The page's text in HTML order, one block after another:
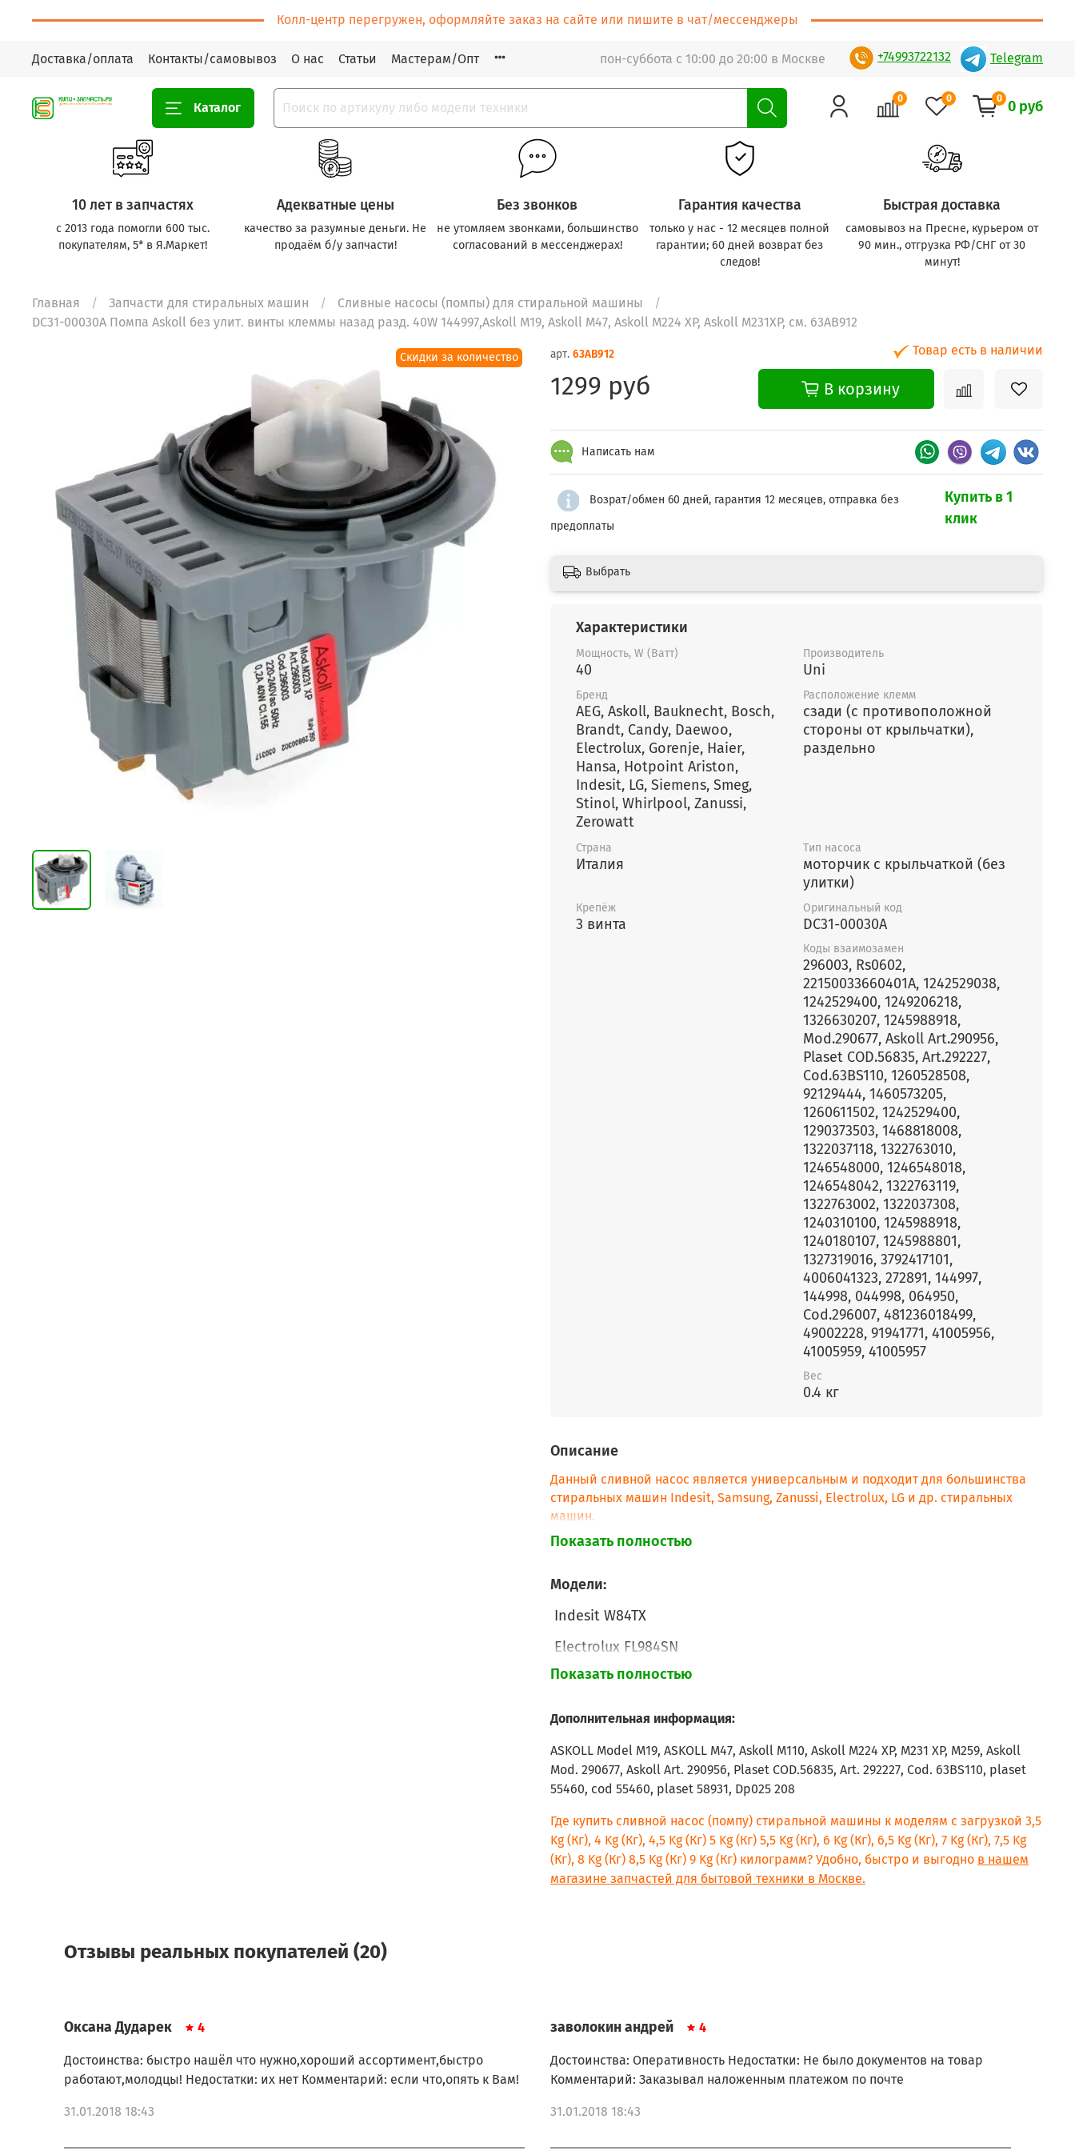
Колл-центр перегружен, оформляйте заказ на сайте или пишите в чат/мессенджеры
Доставка/оплата Контакты/самовывоз О нас Статьи Мастерам/Опт пон-суббота с 10:00 до 20:00 в Москве +74993722132 Telegram
Каталог
0 0 0 0 руб
10 лет в запчастях
с 2013 года помогли 600 тыс.
покупателям, 5* в Я.Маркет!
Адекватные цены
качество за разумные деньги. Не
продаём б/у запчасти!
Без звонков
не утомляем звонками, большинство
согласований в мессенджерах!
Гарантия качества
только у нас - 12 месяцев полной
гарантии; 60 дней возврат без
следов!
Быстрая доставка
самовывоз на Пресне, курьером от
90 мин., отгрузка РФ/СНГ от 30
минут!
Главная Запчасти для стиральных машин
Сливные насосы (помпы) для стиральной машины
DC31-00030A Помпа Askoll без улит. винты клеммы назад разд. 40W 144997,Askoll M19, Askoll M47, Askoll M224 XP, Askoll M231XP, см. 63AB912
Скидки за количество арт. 63AB912 Товар есть в наличии
1299 руб В корзину
Написать нам
Возрат/обмен 60 дней, гарантия 12 месяцев, отправка без
предоплаты
Купить в 1
клик
Выбрать
Характеристики
Мощность, W (Ватт)
40
Производитель
Uni
Бренд
AEG, Askoll, Bauknecht, Bosch,
Brandt, Candy, Daewoo,
Electrolux, Gorenje, Haier,
Hansa, Hotpoint Ariston,
Indesit, LG, Siemens, Smeg,
Stinol, Whirlpool, Zanussi,
Zerowatt
Расположение клемм
сзади (с противоположной
стороны от крыльчатки),
раздельно
Страна
Италия
Тип насоса
моторчик с крыльчаткой (без
улитки)
Крепёж
3 винта
Оригинальный код
DC31-00030A
Коды взаимозамен
296003, Rs0602,
22150033660401A, 1242529038,
1242529400, 1249206218,
1326630207, 1245988918,
Mod.290677, Askoll Art.290956,
Plaset COD.56835, Art.292227,
Cod.63BS110, 1260528508,
92129444, 1460573205,
1260611502, 1242529400,
1290373503, 1468818008,
1322037118, 1322763010,
1246548000, 1246548018,
1246548042, 1322763119,
1322763002, 1322037308,
1240310100, 1245988918,
1240180107, 1245988801,
1327319016, 3792417101,
4006041323, 272891, 144997,
144998, 044998, 064950,
Сod.296007, 481236018499,
49002228, 91941771, 41005956,
41005959, 41005957
Вес
0.4 кг
Описание
Данный сливной насос является универсальным и подходит для большинства
стиральных машин Indesit, Samsung, Zanussi, Electrolux, LG и др. стиральных
машин.
Устанавливают вместо насоса Plaset SRL Cod.
48986.
Показать полностью
Модели:
Indesit W84TX
Electrolux FL984SN
Candy 841AC
Показать полностью
Дополнительная информация:
ASKOLL Model M19, ASKOLL M47, Askoll M110, Askoll M224 XP, M231 XP, M259, Askoll
Mod. 290677, Askoll Art. 290956, Plaset COD.56835, Art. 292227, Cod. 63BS110, plaset
55460, cod 55460, plaset 58931, Dp025 208
Где купить сливной насос (помпу) стиральной машины к моделям с загрузкой 3,5
Kg (Кг), 4 Kg (Кг), 4,5 Kg (Кг) 5 Kg (Кг) 5,5 Kg (Кг), 6 Kg (Кг), 6,5 Kg (Кг), 7 Kg (Кг), 7,5 Kg
(Кг), 8 Kg (Кг) 8,5 Kg (Кг) 9 Kg (Кг) килограмм? Удобно, быстро и выгодно в нашем
магазине запчастей для бытовой техники в Москве.
Отзывы реальных покупателей (20)
Оксана Дударек 4
Достоинства: быстро нашёл что нужно,хороший ассортимент,быстро
работают,молодцы! Недостатки: их нет Комментарий: если что,опять к Вам!
31.01.2018 18:43
заволокин андрей 4
Достоинства: Оперативность Недостатки: Не было документов на товар
Комментарий: Заказывал наложенным платежом по почте
31.01.2018 18:43